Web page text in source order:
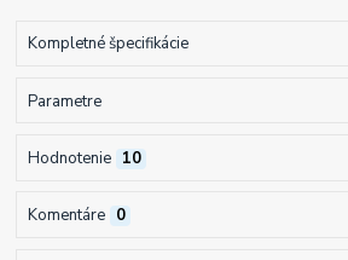
Kompletné špecifikácie
Parametre
Hodnotenie 10
Komentáre 0